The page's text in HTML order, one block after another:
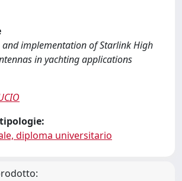
and implementation of Starlink High
in yachting applications
diploma universitario